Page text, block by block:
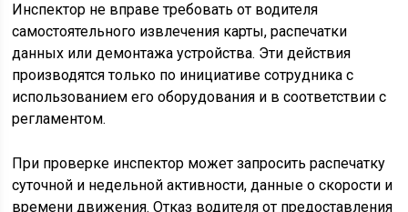
Инспектор не вправе требовать от водителя
самостоятельного извлечения карты, распечатки
данных или демонтажа устройства. Эти действия
производятся только по инициативе сотрудника с
использованием его оборудования и в соответствии с
регламентом.
При проверке инспектор может запросить распечатку
суточной и недельной активности, данные о скорости и
времени движения. Отказ водителя от предоставления